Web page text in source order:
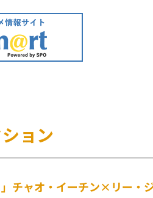
ョン
チャオ・イーチン×リー・